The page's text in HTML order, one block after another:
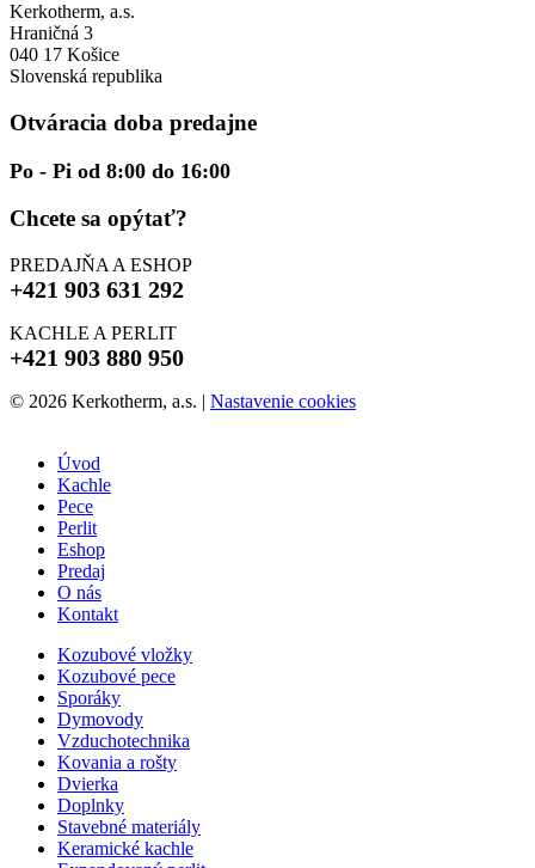
Kerkotherm, a.s.
Hraničná 3
040 17 Košice
Slovenská republika
Otváracia doba predajne
Po - Pi od 8:00 do 16:00
Chcete sa opýtať?
PREDAJŇA A ESHOP
+421 903 631 292
KACHLE A PERLIT
+421 903 880 950
© 2026 Kerkotherm, a.s. | Nastavenie cookies
Úvod
Kachle
Pece
Perlit
Eshop
Predaj
O nás
Kontakt
Kozubové vložky
Kozubové pece
Sporáky
Dymovody
Vzduchotechnika
Kovania a rošty
Dvierka
Doplnky
Stavebné materiály
Keramické kachle